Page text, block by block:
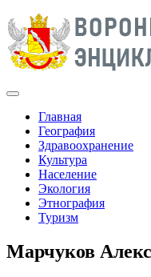
Главная
География
Здравоохранение
Культура
Население
Экология
Этнография
Туризм
Марчуков